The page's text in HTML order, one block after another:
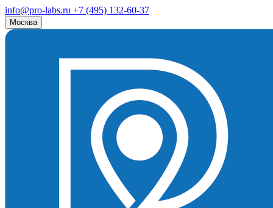
info@pro-labs.ru +7 (495) 132-60-37
Москва